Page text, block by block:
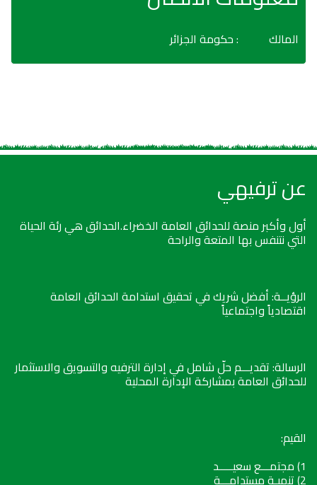
المالك : حكومة الجزائر
عن ترفيهي
أول وأكبر منصة للحدائق العامة الخضراء.الحدائق هي رئة الحياة
التي نتنفس بها المتعة والراحة
الرؤيــة: أفضل شريك في تحقيق استدامة الحدائق العامة
اقتصادياً واجتماعياً
الرسالة: تقديـــم حلّ شامل في إدارة الترفيه والتسويق والاستثمار
للحدائق العامة بمشاركة الإدارة المحلية
القيم:
1) مجتمـــع سعيـــــد
2) تنميـة مستدامـــة